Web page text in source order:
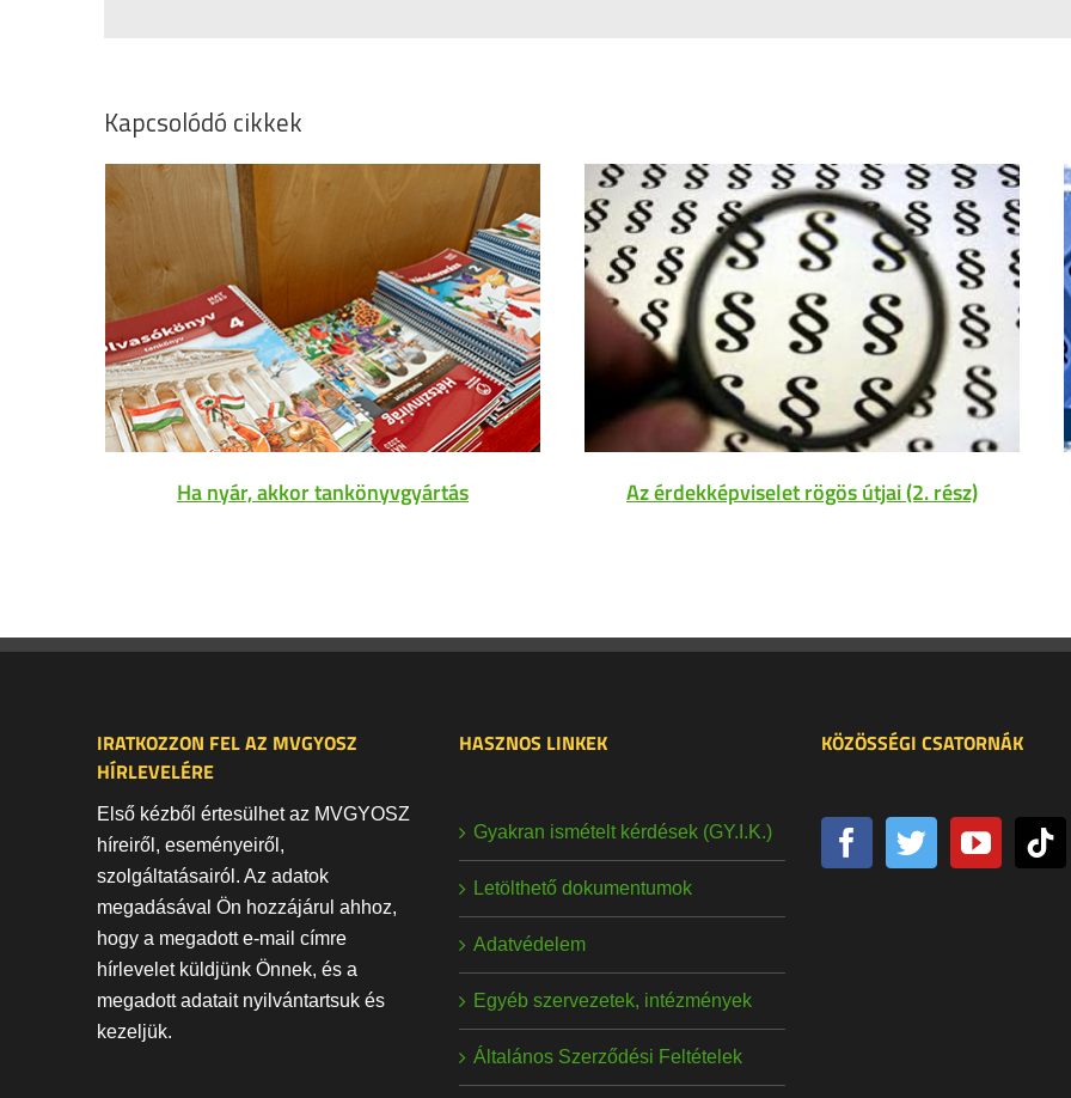
Kapcsolódó cikkek
Ha nyár, akkor tankönyvgyártás Az érdekképviselet rögös útjai (2. rész)
IRATKOZZON FEL AZ MVGYOSZ
HÍRLEVELÉRE
Első kézből értesülhet az MVGYOSZ
híreiről, eseményeiről,
szolgáltatásairól. Az adatok
megadásával Ön hozzájárul ahhoz,
hogy a megadott e-mail címre
hírlevelet küldjünk Önnek, és a
megadott adatait nyilvántartsuk és
kezeljük.
HASZNOS LINKEK
Gyakran ismételt kérdések (GY.I.K.)
Letölthető dokumentumok
Adatvédelem
Egyéb szervezetek, intézmények
Általános Szerződési Feltételek
KÖZÖSSÉGI CSATORNÁK